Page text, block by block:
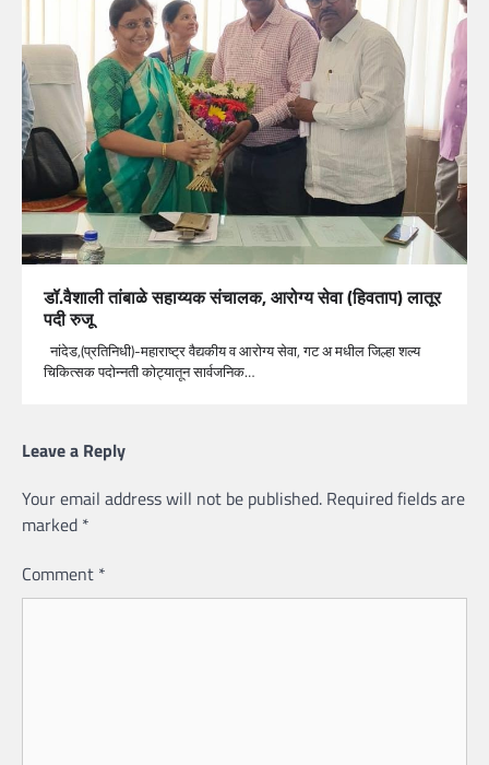
डॉ.वैशाली तांबाळे सहाय्यक संचालक, आरोग्य सेवा (हिवताप) लातूर
पदी रुजू
नांदेड,(प्रतिनिधी)-महाराष्ट्र वैद्यकीय व आरोग्य सेवा, गट अ मधील जिल्हा शल्य
चिकित्सक पदोन्नती कोट्यातून सार्वजनिक…
Leave a Reply
Your email address will not be published. Required fields are
marked *
Comment *